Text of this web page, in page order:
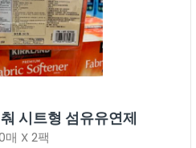
시트형 섬유유연제
매 X 2팩